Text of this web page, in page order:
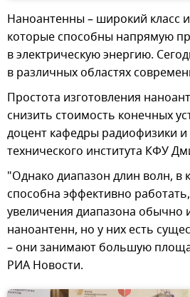
Наноантенны – широкий класс
которые способны напрямую
в электрическую энергию.
в различных областях
Простота изготовления
снизить стоимость конечных
доцент кафедры радиофизики
технического института КФУ
"Однако диапазон длин волн, в
способна эффективно
увеличения диапазона обычно
наноантенн, но у них есть
– они занимают большую
РИА Новости.